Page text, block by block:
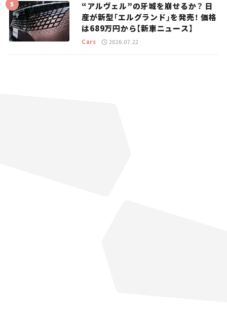
“アルヴェル”の牙城を崩せるか？ 日
産が新型「エルグランド」を発売！ 価格
は689万円から【新車ニュース】
Cars 2026.07.22